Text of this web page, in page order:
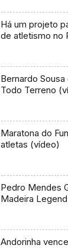
Há um projeto
de atletismo no
Bernardo
Todo Terreno
Maratona do
atletas (vídeo)
Pedro Mendes
Madeira Legend
Andorinha